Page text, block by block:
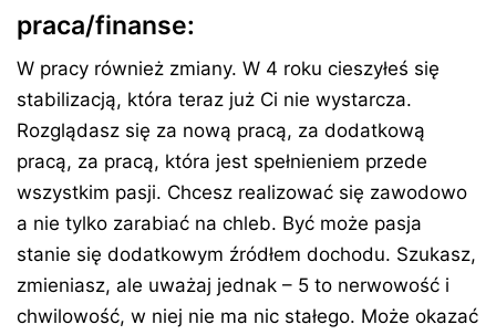
praca/finanse:
W pracy również zmiany. W 4 roku cieszyłeś się
stabilizacją, która teraz już Ci nie wystarcza.
Rozglądasz się za nową pracą, za dodatkową
pracą, za pracą, która jest spełnieniem przede
wszystkim pasji. Chcesz realizować się zawodowo
a nie tylko zarabiać na chleb. Być może pasja
stanie się dodatkowym źródłem dochodu. Szukasz,
zmieniasz, ale uważaj jednak – 5 to nerwowość i
chwilowość, w niej nie ma nic stałego. Może okazać